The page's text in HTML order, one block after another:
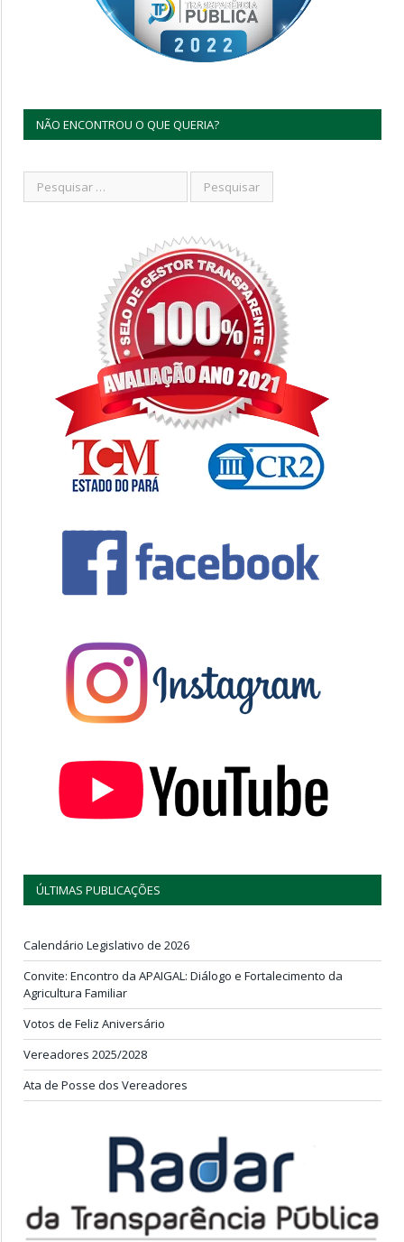
NÃO ENCONTROU O QUE QUERIA?
ÚLTIMAS PUBLICAÇÕES
Calendário Legislativo de 2026
Convite: Encontro da APAIGAL: Diálogo e Fortalecimento da
Agricultura Familiar
Votos de Feliz Aniversário
Vereadores 2025/2028
Ata de Posse dos Vereadores